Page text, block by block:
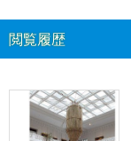
閲覧履歴